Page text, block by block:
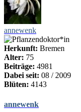
annewenk
Herkunft: Bremen
Alter: 75
Beiträge: 4981
Dabei seit: 08 / 2009
Blüten: 4143
annewenk